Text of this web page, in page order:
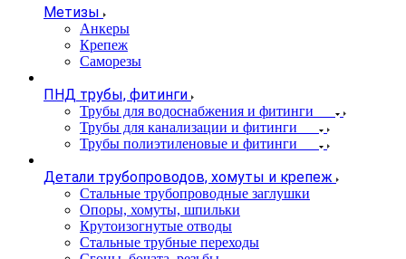
Метизы
Анкеры
Крепеж
Саморезы
ПНД трубы, фитинги
Трубы для водоснабжения и фитинги
Трубы для канализации и фитинги
Трубы полиэтиленовые и фитинги
Детали трубопроводов, хомуты и крепеж
Стальные трубопроводные заглушки
Опоры, хомуты, шпильки
Крутоизогнутые отводы
Стальные трубные переходы